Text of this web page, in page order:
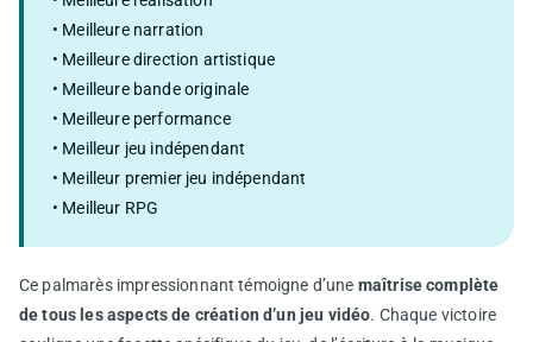
• Meilleure narration
• Meilleure direction artistique
• Meilleure bande originale
• Meilleure performance
• Meilleur jeu indépendant
• Meilleur premier jeu indépendant
• Meilleur RPG
Ce palmarès impressionnant témoigne d’une maîtrise complète
de tous les aspects de création d’un jeu vidéo. Chaque victoire